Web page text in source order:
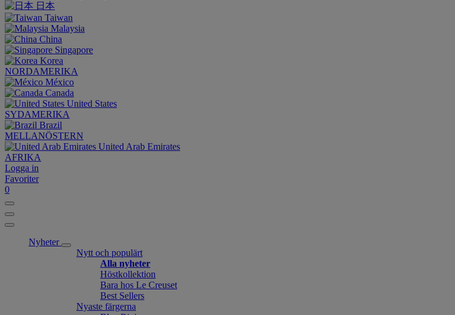
日本
Taiwan
Malaysia
China
Singapore
Korea
NORDAMERIKA
México
Canada
United States
SYDAMERIKA
Brazil
MELLANÖSTERN
United Arab Emirates
AFRIKA
Logga in
Favoriter
0
Nyheter
Nytt och populärt
Alla nyheter
Höstkollektion
Bara hos Le Creuset
Best Sellers
Nyaste färgerna